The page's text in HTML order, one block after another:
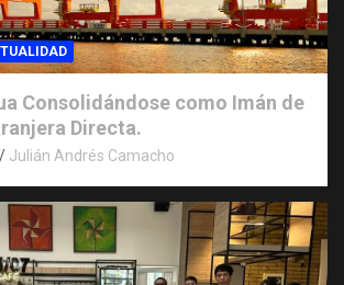
Consolidándose como Imán de
Directa.
Julián Andrés Camacho